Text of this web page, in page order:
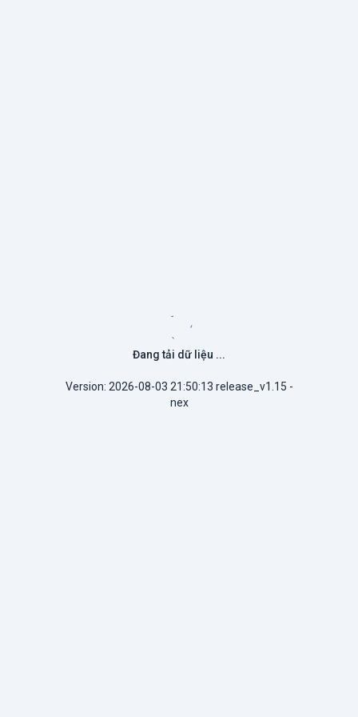
Đang tải dữ liệu ...
Version: 2026-08-03 21:50:13 release_v1.15 -
nex